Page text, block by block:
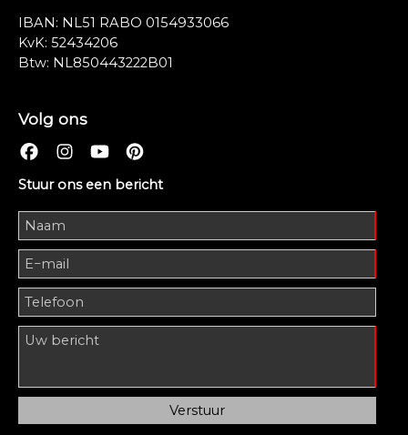
IBAN: NL51 RABO 0154933066
KvK: 52434206
Btw: NL850443222B01
Volg ons
Stuur ons een bericht